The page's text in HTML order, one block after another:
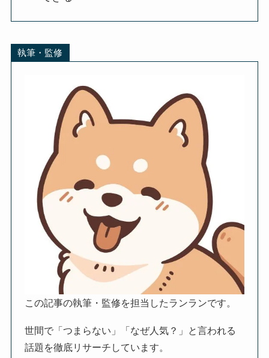
執筆・監修
この記事の執筆・監修を担当したランランです。
世間で「つまらない」「なぜ人気？」と言われる
話題を徹底リサーチしています。